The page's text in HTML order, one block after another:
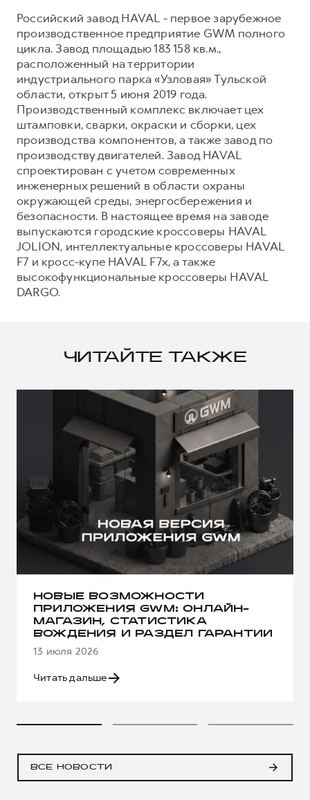
Российский завод HAVAL - первое зарубежное
производственное предприятие GWM полного
цикла. Завод площадью 183 158 кв.м.,
расположенный на территории
индустриального парка «Узловая» Тульской
области, открыт 5 июня 2019 года.
Производственный комплекс включает цех
штамповки, сварки, окраски и сборки, цех
производства компонентов, а также завод по
производству двигателей. Завод HAVAL
спроектирован с учетом современных
инженерных решений в области охраны
окружающей среды, энергосбережения и
безопасности. В настоящее время на заводе
выпускаются городские кроссоверы HAVAL
JOLION, интеллектуальные кроссоверы HAVAL
F7 и кросс-купе HAVAL F7x, а также
высокофункциональные кроссоверы HAVAL
DARGO.
ЧИТАЙТЕ ТАКЖЕ
НОВЫЕ ВОЗМОЖНОСТИ
ПРИЛОЖЕНИЯ GWM: ОНЛАЙН-
МАГАЗИН, СТАТИСТИКА
ВОЖДЕНИЯ И РАЗДЕЛ ГАРАНТИИ
13 июля 2026
Читать дальше
ВСЕ НОВОСТИ